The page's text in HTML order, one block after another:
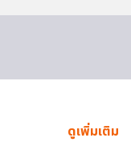
ดูเพิ่มเติม